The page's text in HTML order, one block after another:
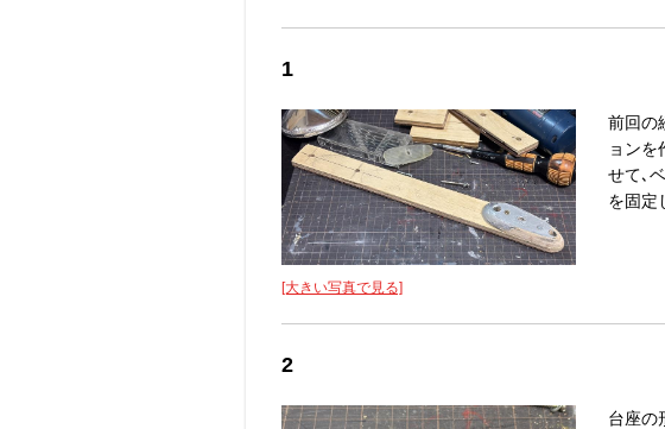
1
[大きい写真で見る]
前回の
ョンを
せて､
を固定
2
台座の